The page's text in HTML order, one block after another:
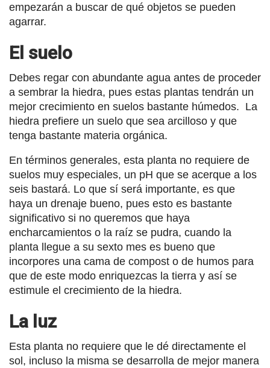
empezarán a buscar de qué objetos se pueden
agarrar.
El suelo
Debes regar con abundante agua antes de proceder
a sembrar la hiedra, pues estas plantas tendrán un
mejor crecimiento en suelos bastante húmedos. La
hiedra prefiere un suelo que sea arcilloso y que
tenga bastante materia orgánica.
En términos generales, esta planta no requiere de
suelos muy especiales, un pH que se acerque a los
seis bastará. Lo que sí será importante, es que
haya un drenaje bueno, pues esto es bastante
significativo si no queremos que haya
encharcamientos o la raíz se pudra, cuando la
planta llegue a su sexto mes es bueno que
incorpores una cama de compost o de humos para
que de este modo enriquezcas la tierra y así se
estimule el crecimiento de la hiedra.
La luz
Esta planta no requiere que le dé directamente el
sol, incluso la misma se desarrolla de mejor manera